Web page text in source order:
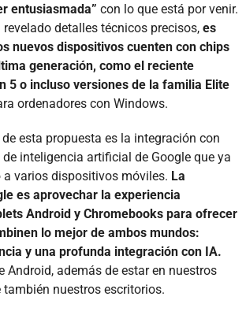
entusiasmada” con lo que está por venir.
detalles técnicos precisos, es
nuevos dispositivos cuenten con chips
generación, como el reciente
5 o incluso versiones de la familia Elite
ordenadores con Windows.
esta propuesta es la integración con
inteligencia artificial de Google que ya
a varios dispositivos móviles. La
es aprovechar la experiencia
Android y Chromebooks para ofrecer
lo mejor de ambos mundos:
y una profunda integración con IA.
Android, además de estar en nuestros
nuestros escritorios.